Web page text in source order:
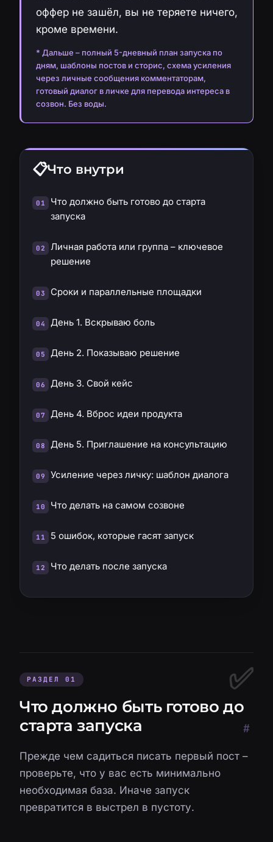
оффер не зашёл, вы не теряете ничего,
кроме времени.
* Дальше – полный 5-дневный план запуска по
дням, шаблоны постов и сторис, схема усиления
через личные сообщения комментаторам,
готовый диалог в личке для перевода интереса в
созвон. Без воды.
Что внутри
Что должно быть готово до старта
запуска
Личная работа или группа – ключевое
решение
Сроки и параллельные площадки
День 1. Вскрываю боль
День 2. Показываю решение
День 3. Свой кейс
День 4. Вброс идеи продукта
День 5. Приглашение на консультацию
Усиление через личку: шаблон диалога
Что делать на самом созвоне
5 ошибок, которые гасят запуск
Что делать после запуска
#
РАЗДЕЛ 01
Что должно быть готово до
старта запуска
Прежде чем садиться писать первый пост –
проверьте, что у вас есть минимально
необходимая база. Иначе запуск
превратится в выстрел в пустоту.